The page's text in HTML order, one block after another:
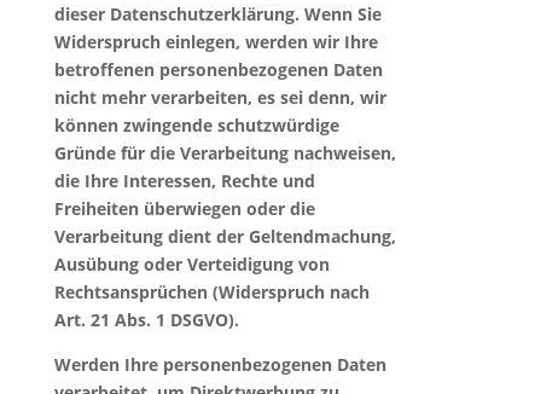
dieser Datenschutzerklärung. Wenn Sie
Widerspruch einlegen, werden wir Ihre
betroffenen personenbezogenen Daten
nicht mehr verarbeiten, es sei denn, wir
können zwingende schutzwürdige
Gründe für die Verarbeitung nachweisen,
die Ihre Interessen, Rechte und
Freiheiten überwiegen oder die
Verarbeitung dient der Geltendmachung,
Ausübung oder Verteidigung von
Rechtsansprüchen (Widerspruch nach
Art. 21 Abs. 1 DSGVO).
Werden Ihre personenbezogenen Daten